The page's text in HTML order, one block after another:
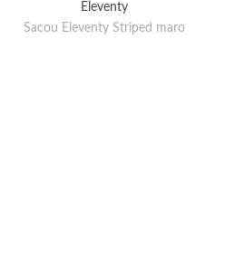
Eleventy
Sacou Eleventy Striped maro